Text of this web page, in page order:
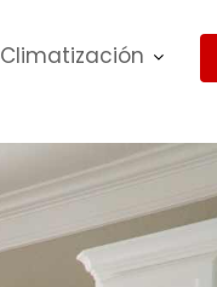
Climatización